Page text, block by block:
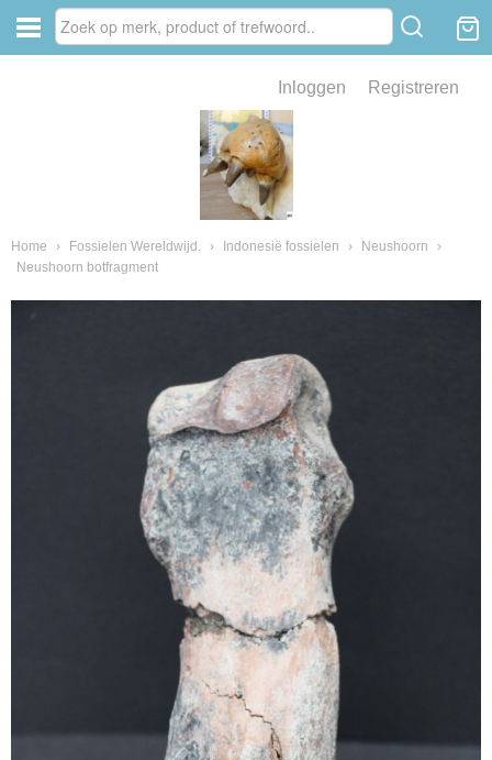
Inloggen Registreren
Home › Fossielen Wereldwijd. › Indonesië fossielen › Neushoorn
›
Neushoorn botfragment
van fossielen en mineralen